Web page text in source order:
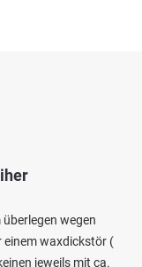
wegen
einem waxdickstör (
jeweils mit ca.